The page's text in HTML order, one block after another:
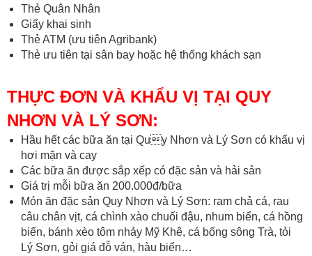
Thẻ Quân Nhân
Giấy khai sinh
Thẻ ATM (ưu tiên Agribank)
Thẻ ưu tiên tại sân bay hoặc hệ thống khách sạn
THỰC ĐƠN VÀ KHẨU VỊ TẠI QUY
NHƠN VÀ LÝ SƠN:
Hầu hết các bữa ăn tại Quy Nhơn và Lý Sơn có khẩu vị
hơi mặn và cay
Các bữa ăn được sắp xếp có đặc sản và hải sản
Giá trị mỗi bữa ăn 200.000đ/bữa
Món ăn đặc sản Quy Nhơn và Lý Sơn: ram chả cá, rau
câu chân vịt, cá chình xào chuối đậu, nhum biển, cá hồng
biển, bánh xèo tôm nhảy Mỹ Khê, cá bống sông Trà, tỏi
Lý Sơn, gỏi giá đỗ ván, hàu biển…